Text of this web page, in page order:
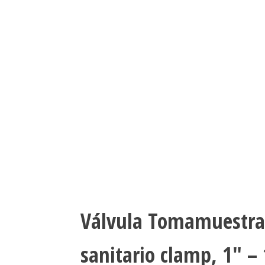
Válvula
sanitario clamp, 1″ –